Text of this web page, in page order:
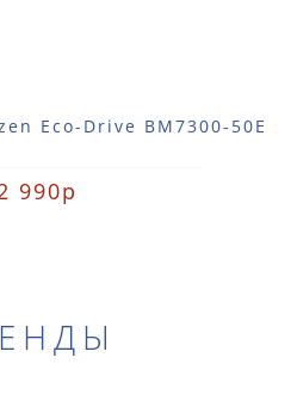
Eco-Drive BM7300-50E
990р